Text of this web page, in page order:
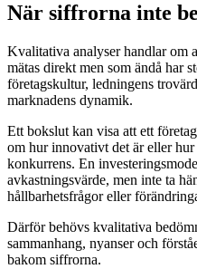
När siffrorna inte
Kvalitativa analyser handlar om
mätas direkt men som ändå har
företagskultur, ledningens
marknadens dynamik.
Ett bokslut kan visa att ett
om hur innovativt det är eller
konkurrens. En
avkastningsvärde, men inte ta
hållbarhetsfrågor eller
Därför behövs kvalitativa
sammanhang, nyanser och
bakom siffrorna.